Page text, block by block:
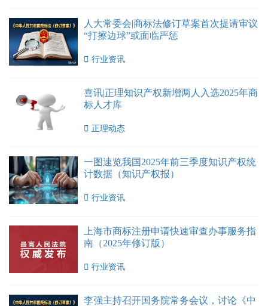
人大常委会|商标法修订草案首次提请审议
“打擦边球”或面临严惩
 行业资讯
喜讯|正理知识产权新增两人入选2025年商
标人才库
 正理动态
一图速览我国2025年前三季度知识产权统
计数据（知识产权报）
 行业资讯
上海市商标注册申请快速审查办事服务指
南（2025年修订版）
 行业资讯
李强主持召开国务院常务会议，讨论《中